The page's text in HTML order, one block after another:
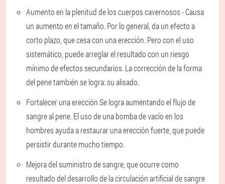
Aumento en la plenitud de los cuerpos cavernosos- Causa
un aumento en el tamaño. Por lo general, da un efecto a
corto plazo, que cesa con una erección. Pero con el uso
sistemático, puede arreglar el resultado con un riesgo
mínimo de efectos secundarios. La corrección de la forma
del pene también se logra: su alisado.
Fortalecer una erecciónSe logra aumentando el flujo de
sangre al pene. El uso de una bomba de vacío en los
hombres ayuda a restaurar una erección fuerte, que puede
persistir durante mucho tiempo.
Mejora del suministro de sangre , que ocurre como
resultado del desarrollo de la circulación artificial de sangre